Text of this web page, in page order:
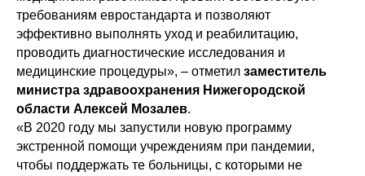
требованиям евростандарта и позволяют
эффективно выполнять уход и реабилитацию,
проводить диагностические исследования и
медицинские процедуры», – отметил заместитель
министра здравоохранения Нижегородской
области Алексей Мозалев.
«В 2020 году мы запустили новую программу
экстренной помощи учреждениям при пандемии,
чтобы поддержать те больницы, с которыми не